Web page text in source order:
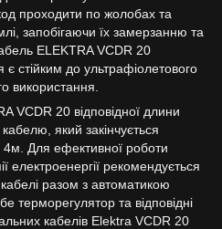
проходити по жолобах та
запобігаючи їх замерзанню та
ELEKTRA VCDR 20
стійким до ультрафіолетового
використання.
VCDR 20 відповідної длини
який закінчується
Для ефективної роботи
електроенергії рекомендується
кабелі разом з автоматикою
терморегулятор та відповідні
кабелів Elektra VCDR 20